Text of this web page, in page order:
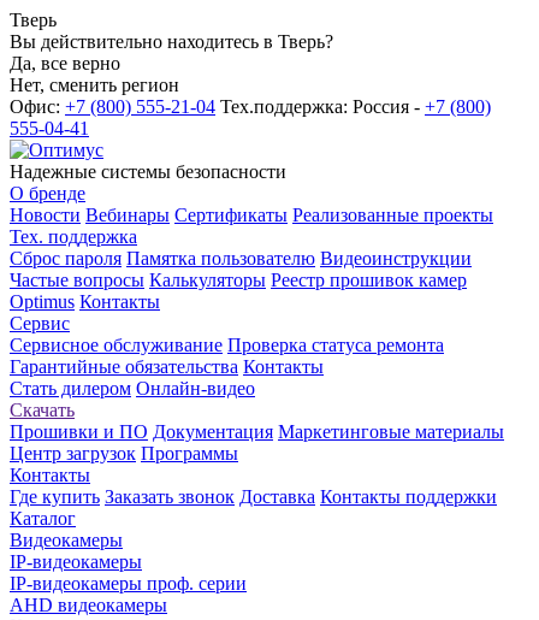
Тверь
Вы действительно находитесь в Тверь?
Да, все верно
Нет, сменить регион
Офис: +7 (800) 555-21-04 Тех.поддержка: Россия - +7 (800)
555-04-41
Надежные системы безопасности
О бренде
Новости Вебинары Сертификаты Реализованные проекты
Тех. поддержка
Сброс пароля Памятка пользователю Видеоинструкции
Частые вопросы Калькуляторы Реестр прошивок камер
Optimus Контакты
Сервис
Сервисное обслуживание Проверка статуса ремонта
Гарантийные обязательства Контакты
Стать дилером Онлайн-видео
Скачать
Прошивки и ПО Документация Маркетинговые материалы
Центр загрузок Программы
Контакты
Где купить Заказать звонок Доставка Контакты поддержки
Каталог
Видеокамеры
IP-видеокамеры
IP-видеокамеры проф. серии
AHD видеокамеры